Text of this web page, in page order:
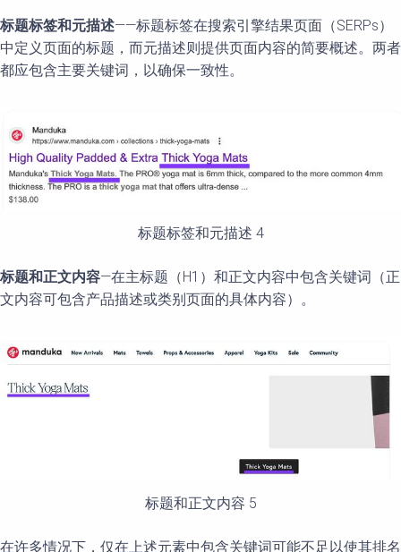
标题标签和元描述——标题标签在搜索引擎结果页面（SERPs）
中定义页面的标题，而元描述则提供页面内容的简要概述。两者
都应包含主要关键词，以确保一致性。
标题标签和元描述 4
标题和正文内容—在主标题（H1）和正文内容中包含关键词（正
文内容可包含产品描述或类别页面的具体内容）。
标题和正文内容 5
在许多情况下，仅在上述元素中包含关键词可能不足以使其排名